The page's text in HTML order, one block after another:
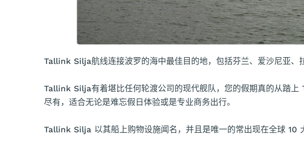
Tallink Silja航线连接波罗的海中最佳目的地，包括芬兰、爱沙尼亚、
Tallink Silja有着堪比任何轮渡公司的现代舰队，您的假期真的从踏
尽有，适合无论是难忘假日体验或是专业商务出行。
Tallink Silja 以其船上购物设施闻名，并且是唯一的常出现在全球 10